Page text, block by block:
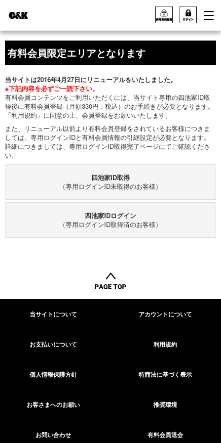
有料会員限定エリアとなります
当サイトは2016年4月27日にリニューアルをいたしました。
※下記内容を必ずご一読下さい。
有料会員コンテンツをご利用いただくには、当サイト専用の四池家ID取
得後に有料会員登録（月額330円：税込）のお手続きが必要となります。
「利用規約」に同意の上、会員登録をお願いいたします。
また、リニューアル以前より有料会員登録をされているお客様につきま
しては、専用ログインIDと有料会員情報の引継設定が必要となります。
詳細につきましては、専用ログインID取得完了ページにてご確認くださ
い。
四池家ID取得
（専用ログインID未取得のお客様）
四池家IDログイン
（専用ログインID取得済のお客様）
当サイトについて アカウントについて
お支払いについて 利用規約
個人情報保護方針 特商法に基づく表示
お客さまへのお願い 推奨環境
お問い合わせ 有料会員退会